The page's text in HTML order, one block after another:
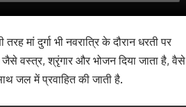
मां दुर्गा भी नवरात्रि के दौरान धरती पर
वस्त्र, श्रृंगार और भोजन दिया जाता है, वैसे
जल में प्रवाहित की जाती है.